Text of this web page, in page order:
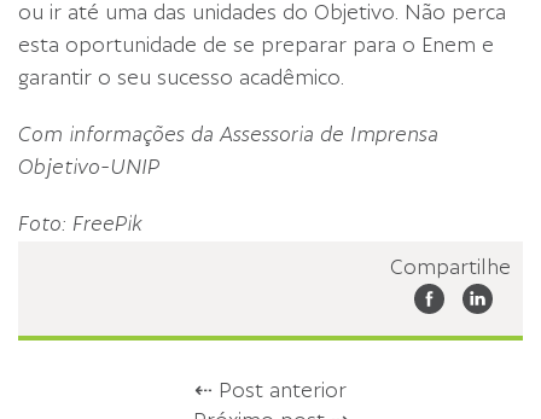
ou ir até uma das unidades do Objetivo. Não perca
esta oportunidade de se preparar para o Enem e
garantir o seu sucesso acadêmico.
Com informações da Assessoria de Imprensa
Objetivo-UNIP
Foto: FreePik
Compartilhe
⇠ Post anterior